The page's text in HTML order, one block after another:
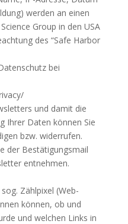
werden an einen
Group in den USA
des “Safe Harbor
bei
und damit die
Ihrer Daten können Sie
bzw. widerrufen.
der Bestätigungsmail
entnehmen.
Zählpixel (Web-
können, ob und
und welchen Links in